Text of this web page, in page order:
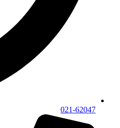
021-62047